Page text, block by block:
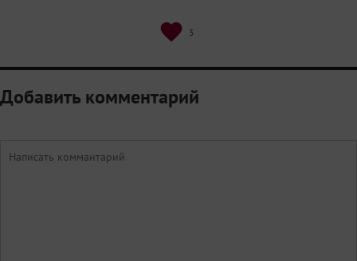
3
Добавить комментарий